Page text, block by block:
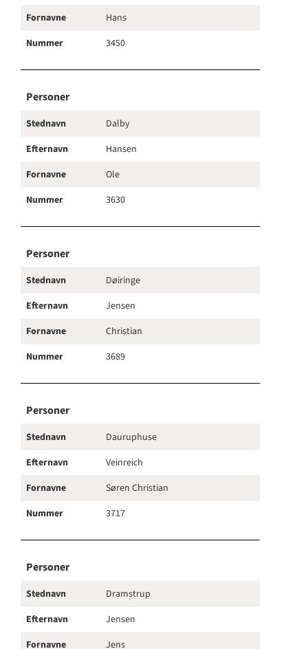
Fornavne
Hans
Nummer
3450
Personer
Stednavn
Dalby
Efternavn
Hansen
Fornavne
Ole
Nummer
3630
Personer
Stednavn
Døiringe
Efternavn
Jensen
Fornavne
Christian
Nummer
3689
Personer
Stednavn
Dauruphuse
Efternavn
Veinreich
Fornavne
Søren Christian
Nummer
3717
Personer
Stednavn
Dramstrup
Efternavn
Jensen
Fornavne
Jens